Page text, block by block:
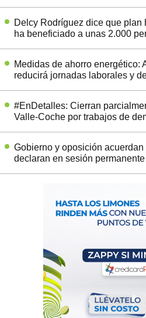
Delcy Rodríguez dice que plan
ha beneficiado a unas 2.000
Medidas de ahorro energético:
reducirá jornadas laborales y
#EnDetalles: Cierran
Valle-Coche por trabajos de
Gobierno y oposición
declaran en sesión